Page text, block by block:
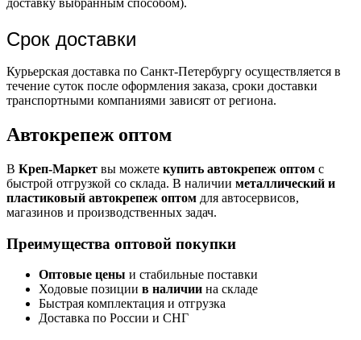
доставку выбранным способом).
Срок доставки
Курьерская доставка по Санкт-Петербургу осуществляется в
течение суток после оформления заказа, сроки доставки
транспортными компаниями зависят от региона.
Автокрепеж оптом
В Креп-Маркет вы можете купить автокрепеж оптом с
быстрой отгрузкой со склада. В наличии металлический и
пластиковый автокрепеж оптом для автосервисов,
магазинов и производственных задач.
Преимущества оптовой покупки
Оптовые цены и стабильные поставки
Ходовые позиции в наличии на складе
Быстрая комплектация и отгрузка
Доставка по России и СНГ